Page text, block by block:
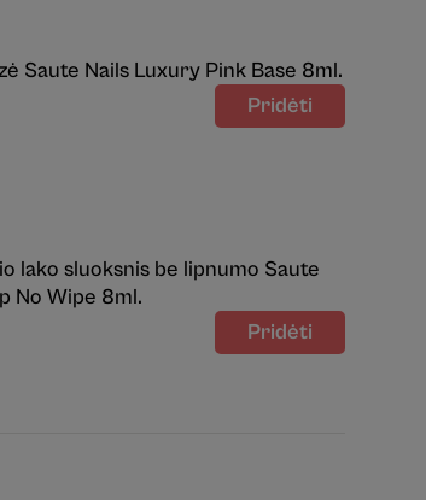
Saute Nails Luxury Pink Base 8ml.
lako sluoksnis be lipnumo Saute
No Wipe 8ml.